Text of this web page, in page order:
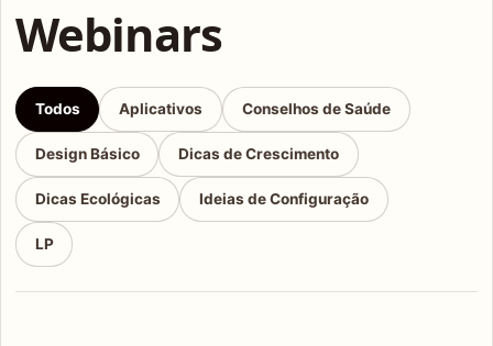
Webinars
Todos Aplicativos Conselhos de Saúde
Design Básico Dicas de Crescimento
Dicas Ecológicas Ideias de Configuração
LP